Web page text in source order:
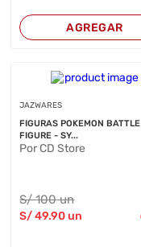
AGREGAR
JAZWARES
FIGURAS POKEMON BATTLE
FIGURE - SY...
Por CD Store
S/100 un
S/49.90 un